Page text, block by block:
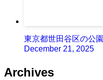
東京都世田谷区の公園
December 21, 2025
Archives